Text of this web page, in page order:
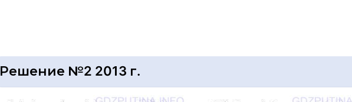
Решение №2 2013 г.